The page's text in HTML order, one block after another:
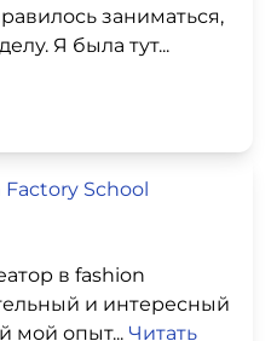
заниматься,
Я была тут...
Factory School
в fashion
и интересный
мой опыт... Читать